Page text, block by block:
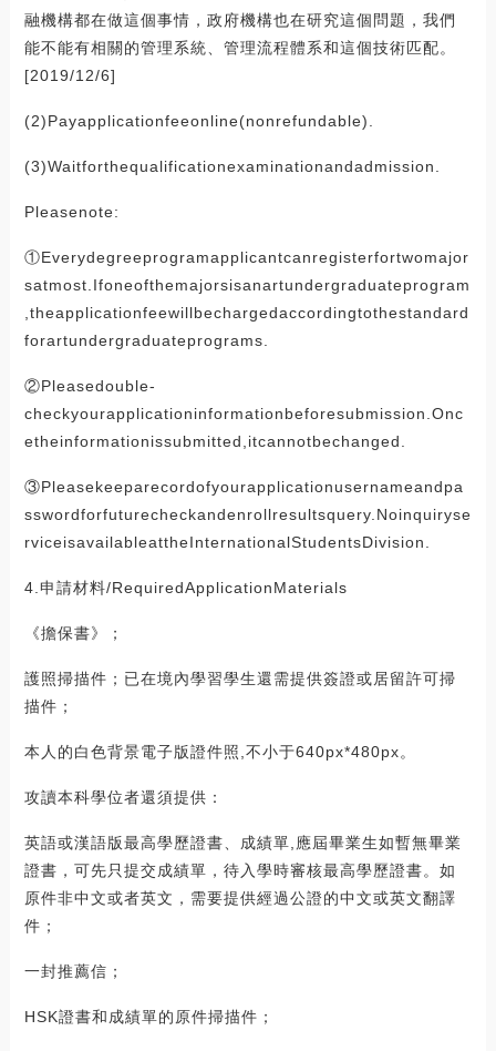
融機構都在做這個事情，政府機構也在研究這個問題，我們
能不能有相關的管理系統、管理流程體系和這個技術匹配。
[2019/12/6]
(2)Payapplicationfeeonline(nonrefundable).
(3)Waitforthequalificationexaminationandadmission.
Pleasenote:
①Everydegreeprogramapplicantcanregisterfortwomajor
satmost.Ifoneofthemajorsisanartundergraduateprogram
,theapplicationfeewillbechargedaccordingtothestandard
forartundergraduateprograms.
②Pleasedouble-
checkyourapplicationinformationbeforesubmission.Onc
etheinformationissubmitted,itcannotbechanged.
③Pleasekeeparecordofyourapplicationusernameandpa
sswordforfuturecheckandenrollresultsquery.Noinquiryse
rviceisavailableattheInternationalStudentsDivision.
4.申請材料/RequiredApplicationMaterials
《擔保書》；
護照掃描件；已在境內學習學生還需提供簽證或居留許可掃
描件；
本人的白色背景電子版證件照,不小于640px*480px。
攻讀本科學位者還須提供：
英語或漢語版最高學歷證書、成績單,應屆畢業生如暫無畢業
證書，可先只提交成績單，待入學時審核最高學歷證書。如
原件非中文或者英文，需要提供經過公證的中文或英文翻譯
件；
一封推薦信；
HSK證書和成績單的原件掃描件；